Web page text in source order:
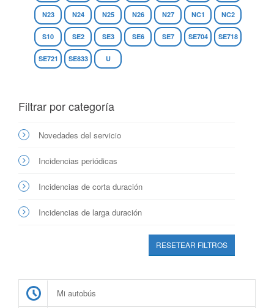
N23 N24 N25 N26 N27 NC1 NC2
S10 SE2 SE3 SE6 SE7 SE704 SE718
SE721 SE833 U
Filtrar por categoría
Novedades del servicio
Incidencias periódicas
Incidencias de corta duración
Incidencias de larga duración
RESETEAR FILTROS
Mi autobús